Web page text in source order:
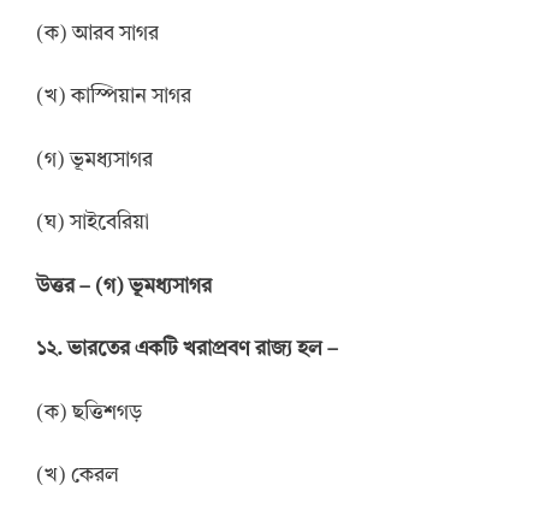
(ক) আরব সাগর
(খ) কাস্পিয়ান সাগর
(গ) ভূমধ্যসাগর
(ঘ) সাইবেরিয়া
উত্তর– (গ) ভূমধ্যসাগর
১২. ভারতের একটি খরাপ্রবণ রাজ্য হল –
(ক) ছত্তিশগড়
(খ) কেরল